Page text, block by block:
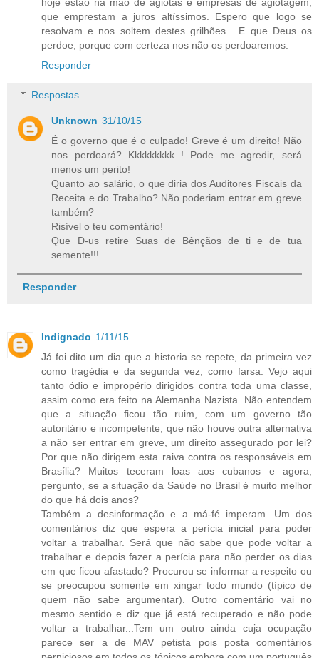
hoje estão na mão de agiotas e empresas de agiotagem,
que emprestam a juros altíssimos. Espero que logo se
resolvam e nos soltem destes grilhões . E que Deus os
perdoe, porque com certeza nos não os perdoaremos.
Responder
Respostas
Unknown 31/10/15
É o governo que é o culpado! Greve é um direito! Não
nos perdoará? Kkkkkkkkk ! Pode me agredir, será
menos um perito!
Quanto ao salário, o que diria dos Auditores Fiscais da
Receita e do Trabalho? Não poderiam entrar em greve
também?
Risível o teu comentário!
Que D-us retire Suas de Bênçãos de ti e de tua
semente!!!
Responder
Indignado 1/11/15
Já foi dito um dia que a historia se repete, da primeira vez
como tragédia e da segunda vez, como farsa. Vejo aqui
tanto ódio e impropério dirigidos contra toda uma classe,
assim como era feito na Alemanha Nazista. Não entendem
que a situação ficou tão ruim, com um governo tão
autoritário e incompetente, que não houve outra alternativa
a não ser entrar em greve, um direito assegurado por lei?
Por que não dirigem esta raiva contra os responsáveis em
Brasília? Muitos teceram loas aos cubanos e agora,
pergunto, se a situação da Saúde no Brasil é muito melhor
do que há dois anos?
Também a desinformação e a má-fé imperam. Um dos
comentários diz que espera a perícia inicial para poder
voltar a trabalhar. Será que não sabe que pode voltar a
trabalhar e depois fazer a perícia para não perder os dias
em que ficou afastado? Procurou se informar a respeito ou
se preocupou somente em xingar todo mundo (típico de
quem não sabe argumentar). Outro comentário vai no
mesmo sentido e diz que já está recuperado e não pode
voltar a trabalhar...Tem um outro ainda cuja ocupação
parece ser a de MAV petista pois posta comentários